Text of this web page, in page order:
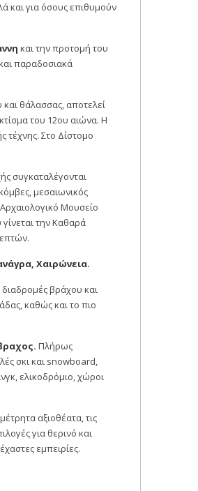
και για όσους επιθυμούν
και την προτομή του
παραδοσιακά
θάλασσας, αποτελεί
κτίσμα του 12ου αιώνα. Η
τέχνης. Στο Δίστομο
συγκαταλέγονται
μεσαιωνικός
Αρχαιολογικό Μουσείο
την Καθαρά
Χαιρώνεια.
βράχου και
καθώς και το πιο
Πλήρως
σκι και snowboard,
ελικοδρόμιο, χώροι
αξιοθέατα, τις
για θερινό και
εμπειρίες.